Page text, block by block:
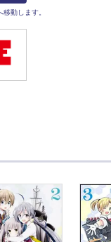
動します。